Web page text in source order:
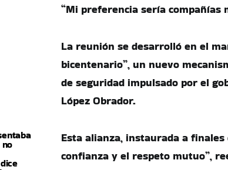
“Mi preferencia sería compañías
La reunión se desarrolló en el
bicentenario”, un nuevo
de seguridad impulsado por el
López Obrador.
Esta alianza, instaurada a finales
confianza y el respeto mutuo”,